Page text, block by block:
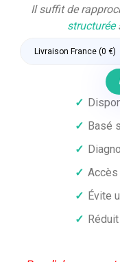
Il suffit de
structurée
✓
✓ Basé
✓
✓ Accès
✓ Évite
✓